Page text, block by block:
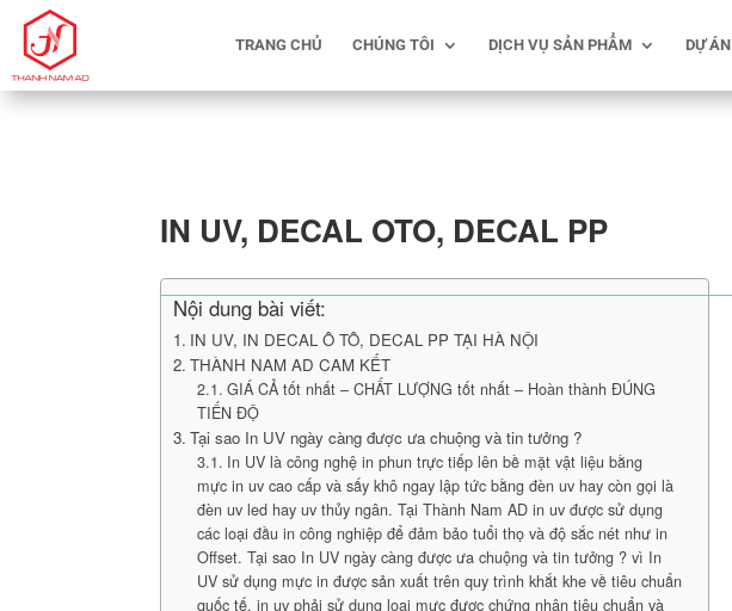
TRANG CHỦ CHÚNG TÔI DỊCH VỤ SẢN PHẨM DỰ ÁN
IN UV, DECAL OTO, DECAL PP
Nội dung bài viết:
IN UV, IN DECAL Ô TÔ, DECAL PP TẠI HÀ NỘI
THÀNH NAM AD CAM KẾT
GIÁ CẢ tốt nhất – CHẤT LƯỢNG tốt nhất – Hoàn thành ĐÚNG
TIẾN ĐỘ
Tại sao In UV ngày càng được ưa chuộng và tin tưởng ?
In UV là công nghệ in phun trực tiếp lên bề mặt vật liệu bằng
mực in uv cao cấp và sấy khô ngay lập tức bằng đèn uv hay còn gọi là
đèn uv led hay uv thủy ngân. Tại Thành Nam AD in uv được sử dụng
các loại đầu in công nghiệp để đảm bảo tuổi thọ và độ sắc nét như in
Offset. Tại sao In UV ngày càng được ưa chuộng và tin tưởng ? vì In
UV sử dụng mực in được sản xuất trên quy trình khắt khe về tiêu chuẩn
quốc tế, in uv phải sử dụng loại mực được chứng nhận tiêu chuẩn và